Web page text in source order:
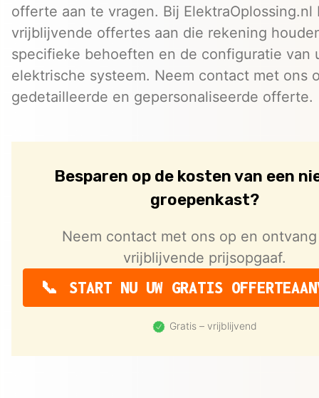
offerte aan te vragen. Bij ElektraOplossing.nl
vrijblijvende offertes aan die rekening
specifieke behoeften en de configuratie van
elektrische systeem. Neem contact met ons
gedetailleerde en gepersonaliseerde offerte.
Besparen op de kosten van een
groepenkast?
Neem contact met ons op en
vrijblijvende prijsopgaaf.
START NU UW GRATIS
Gratis – vrijblijvend